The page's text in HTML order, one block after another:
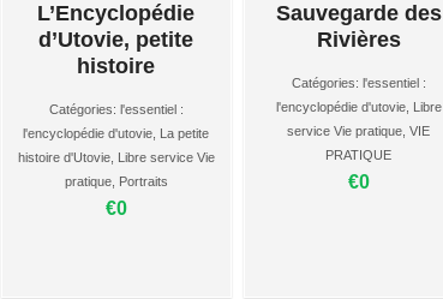
L’Encyclopédie
d’Utovie, petite
histoire
Catégories: l'essentiel :
l'encyclopédie d'utovie La petite
histoire d'Utovie, Libre service Vie
pratique, Portraits
€0
Sauvegarde des
Rivières
Catégories: l'essentiel :
l'encyclopédie d'utovie, Libre
service Vie pratique ,VIE
PRATIQUE
€0